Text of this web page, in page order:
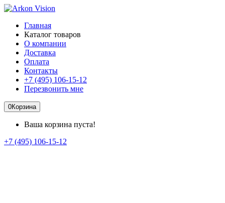
Главная
Каталог товаров
О компании
Доставка
Оплата
Контакты
+7 (495) 106-15-12
Перезвонить мне
0Корзина
Ваша корзина пуста!
+7 (495) 106-15-12